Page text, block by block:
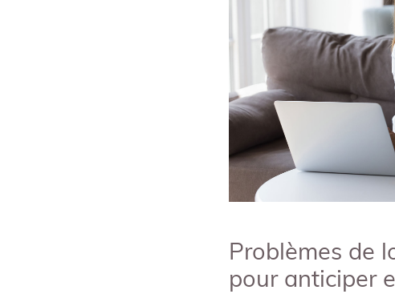
Problèmes de
pour anticiper